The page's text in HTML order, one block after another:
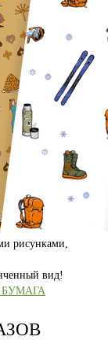
рисунками,
вид!